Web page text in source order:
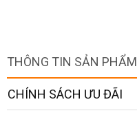
THÔNG TIN SẢN PHẨM
CHÍNH SÁCH ƯU ĐÃI